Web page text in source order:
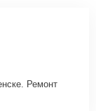
Ремонт